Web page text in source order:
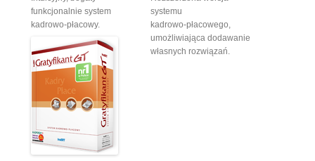
funkcjonalnie system
kadrowo-płacowy.
systemu
kadrowo-płacowego,
umożliwiająca dodawanie
własnych rozwiązań.